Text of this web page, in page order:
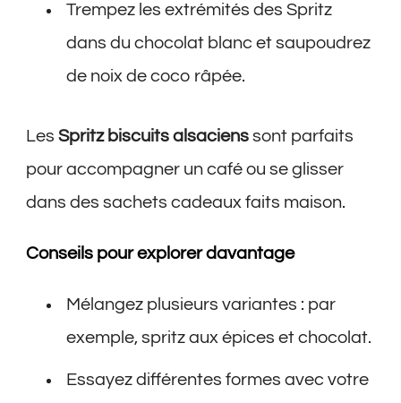
Trempez les extrémités des Spritz
dans du chocolat blanc et saupoudrez
de noix de coco râpée.
Les Spritz biscuits alsaciens sont parfaits
pour accompagner un café ou se glisser
dans des sachets cadeaux faits maison.
Conseils pour explorer davantage
Mélangez plusieurs variantes : par
exemple, spritz aux épices et chocolat.
Essayez différentes formes avec votre